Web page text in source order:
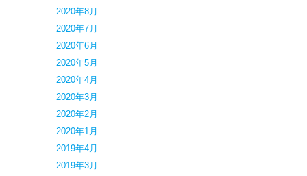
2020年8月
2020年7月
2020年6月
2020年5月
2020年4月
2020年3月
2020年2月
2020年1月
2019年4月
2019年3月